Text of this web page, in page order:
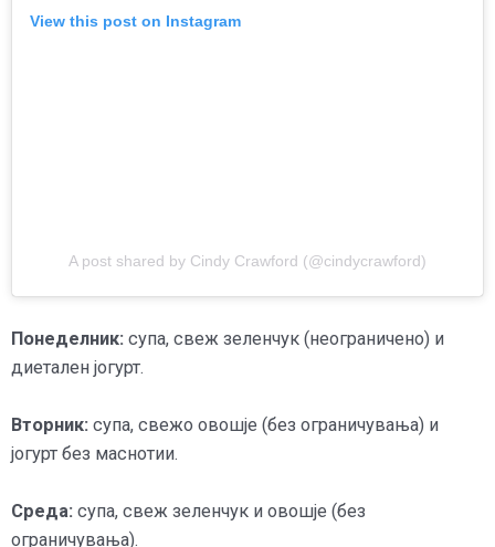
View this post on Instagram
A post shared by Cindy Crawford (@cindycrawford)
Понеделник: супа, свеж зеленчук (неограничено) и
диетален јогурт.
Вторник: супа, свежо овошје (без ограничувања) и
јогурт без маснотии.
Среда: супа, свеж зеленчук и овошје (без
ограничувања).